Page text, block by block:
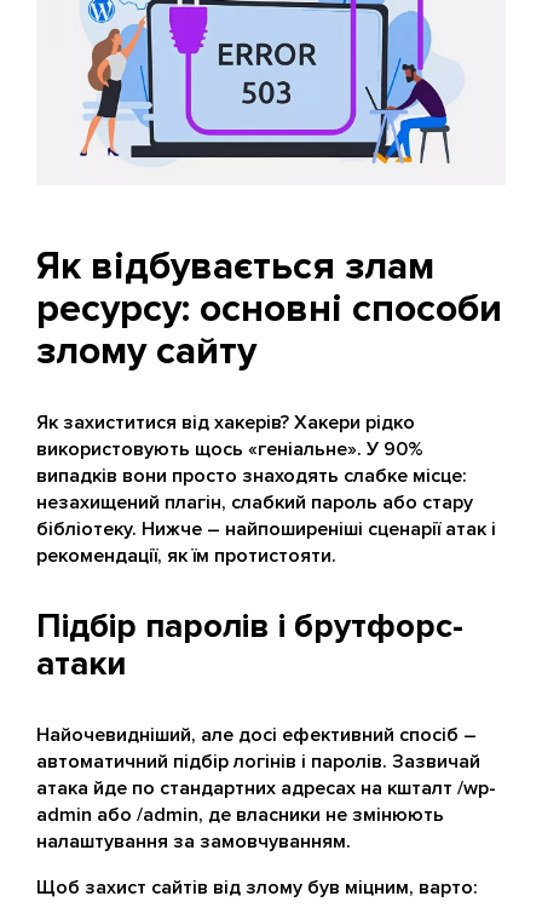
Як відбувається злам
ресурсу: основні способи
злому сайту
Як захиститися від хакерів? Хакери рідко
використовують щось «геніальне». У 90%
випадків вони просто знаходять слабке місце:
незахищений плагін, слабкий пароль або стару
бібліотеку. Нижче – найпоширеніші сценарії атак і
рекомендації, як їм протистояти.
Підбір паролів і брутфорс-
атаки
Найочевидніший, але досі ефективний спосіб –
автоматичний підбір логінів і паролів. Зазвичай
атака йде по стандартних адресах на кшталт /wp-
admin або /admin, де власники не змінюють
налаштування за замовчуванням.
Щоб захист сайтів від злому був міцним, варто: